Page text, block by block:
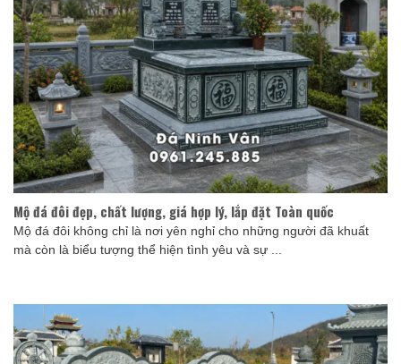
Mộ đá đôi đẹp, chất lượng, giá hợp lý, lắp đặt Toàn quốc
Mộ đá đôi không chỉ là nơi yên nghỉ cho những người đã khuất
mà còn là biểu tượng thể hiện tình yêu và sự ...